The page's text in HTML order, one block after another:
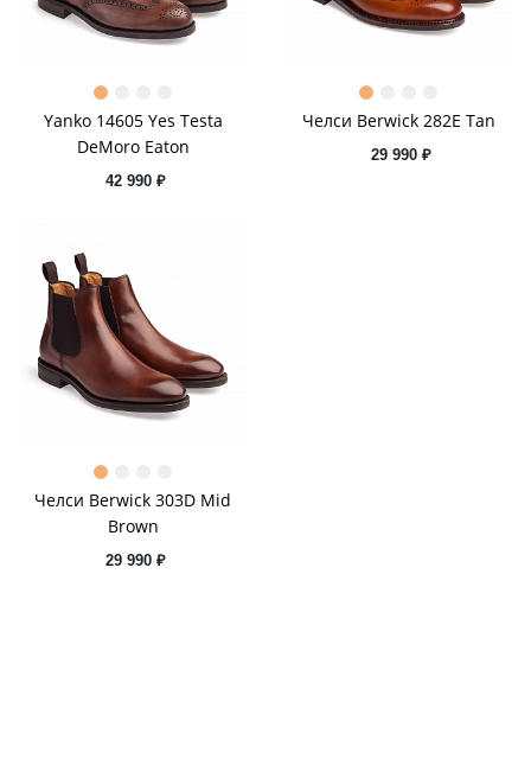
Yanko 14605 Yes Testa
DeMoro Eaton
42 990 ₽
Челси Berwick 282E Tan
29 990 ₽
Челси Berwick 303D Mid
Brown
29 990 ₽